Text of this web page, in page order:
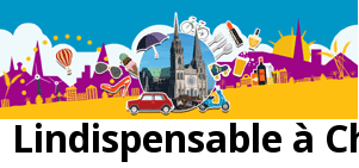
Lindispensable à